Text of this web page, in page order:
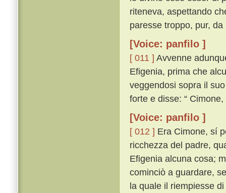
riteneva, aspettando
paresse troppo, pur,
[Voice: panfilo ]
[ 011 ] Avvenne
Efigenia, prima che
veggendosi sopra il
forte e disse: “
[Voice: panfilo ]
[ 012 ] Era Cimone, sí
ricchezza del padre,
Efigenia alcuna cosa;
cominciò a guardare,
la quale il riempiesse